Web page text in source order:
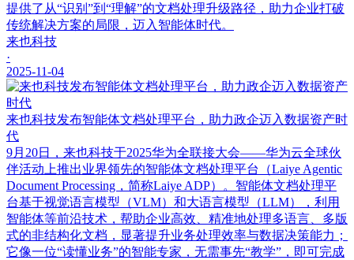
提供了从“识别”到“理解”的文档处理升级路径，助力企业打破
传统解决方案的局限，迈入智能体时代。
来也科技
·
2025-11-04
来也科技发布智能体文档处理平台，助力政企迈入数据资产时
代
9月20日，来也科技于2025华为全联接大会——华为云全球伙
伴活动上推出业界领先的智能体文档处理平台（Laiye Agentic
Document Processing，简称Laiye ADP）。智能体文档处理平
台基于视觉语言模型（VLM）和大语言模型（LLM），利用
智能体等前沿技术，帮助企业高效、精准地处理多语言、多版
式的非结构化文档，显著提升业务处理效率与数据决策能力；
它像一位“读懂业务”的智能专家，无需事先“教学”，即可完成